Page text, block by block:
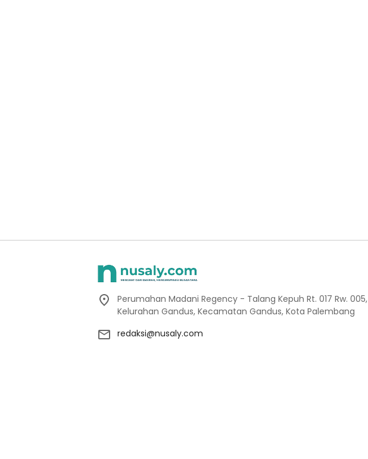
Perumahan Madani Regency - Talang Kepuh Rt. 017 Rw. 005,
Kelurahan Gandus, Kecamatan Gandus, Kota Palembang
redaksi@nusaly.com